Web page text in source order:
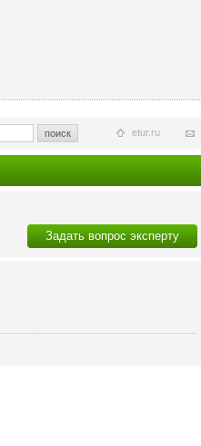
поиск etur.ru
Задать вопрос эксперту